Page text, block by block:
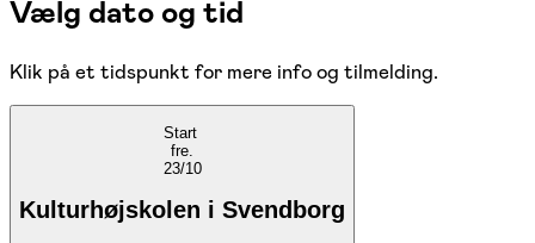
Vælg dato og tid
Klik på et tidspunkt for mere info og tilmelding.
Start
fre.
23/10
Kulturhøjskolen i Svendborg